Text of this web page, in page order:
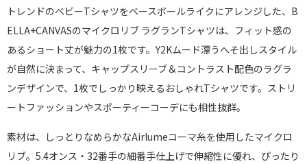
トレンドのベビーTシャツをベースボールライクにアレンジした、B
ELLA+CANVASのマイクロリブ ラグランTシャツは、フィット感の
あるショート丈が魅力の1枚です。Y2Kムード漂うへそ出しスタイル
が自然に決まって、キャップスリーブ＆コントラスト配色のラグラ
ンデザインで、1枚でしっかり映えるおしゃれTシャツです。ストリ
ートファッションやスポーティーコーデにも相性抜群。
素材は、しっとりなめらかなAirlumeコーマ糸を使用したマイクロ
リブ。5.4オンス・32番手の細番手仕上げで伸縮性に優れ、ぴったり